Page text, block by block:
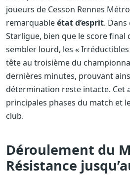
joueurs de Cesson Rennes
remarquableétat d’esprit.
Starligue, bien que le score final
sembler lourd, les «
tête au troisième du
dernières minutes, prouvant
détermination reste intacte. Cet
principales phases du match et
club.
Déroulement du
Résistance